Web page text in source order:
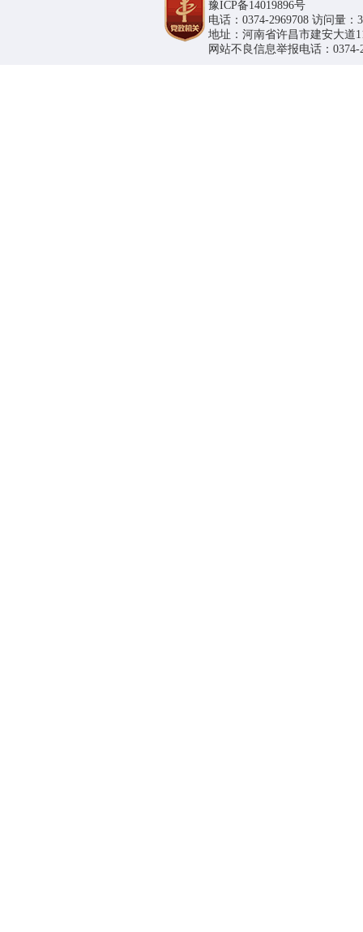
豫ICP备14019896号
电话：0374-2969708 访问量：
地址：河南省许昌市建安大道
网站不良信息举报电话：